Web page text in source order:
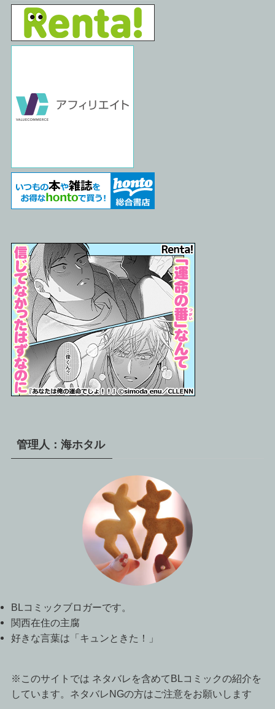
管理人：海ホタル
BLコミックブロガーです。
関西在住の主腐
好きな言葉は「キュンときた！」
※このサイトでは ネタバレを含めてBLコミックの紹介を
しています。ネタバレNGの方はご注意をお願いします